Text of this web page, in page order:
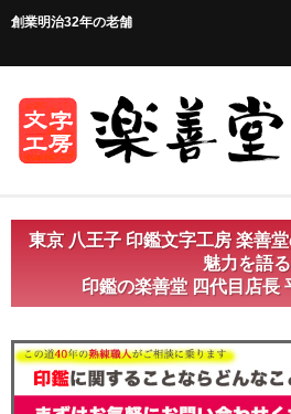
創業明治32年の老舗
ホーム
ご注文方法
お支払い方法・送料について
東京 八王子 印鑑文字工房 楽善
魅力を語る
印鑑の楽善堂 四代目店長